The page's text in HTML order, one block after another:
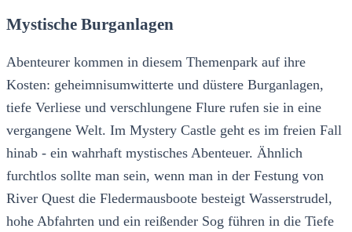
Mystische Burganlagen
Abenteurer kommen in diesem Themenpark auf ihre
Kosten: geheimnisumwitterte und düstere Burganlagen,
tiefe Verliese und verschlungene Flure rufen sie in eine
vergangene Welt. Im Mystery Castle geht es im freien Fall
hinab - ein wahrhaft mystisches Abenteuer. Ähnlich
furchtlos sollte man sein, wenn man in der Festung von
River Quest die Fledermausboote besteigt Wasserstrudel,
hohe Abfahrten und ein reißender Sog führen in die Tiefe